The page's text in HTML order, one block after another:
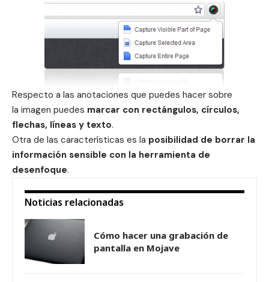
Respecto a las anotaciones que puedes hacer sobre
la imagen puedes marcar con rectángulos, círculos,
flechas, líneas y texto.
Otra de las características es la posibilidad de borrar la
información sensible con la herramienta de
desenfoque.
Noticias relacionadas
Cómo hacer una grabación de
pantalla en Mojave